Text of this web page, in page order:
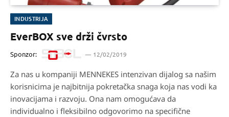
INDUSTRIJA
EverBOX sve drži čvrsto
Sponzor: 12/02/2019
Za nas u kompaniji MENNEKES intenzivan dijalog sa našim
korisnicima je najbitnija pokretačka snaga koja nas vodi ka
inovacijama i razvoju. Ona nam omogućava da
individualno i fleksibilno odgovorimo na specifične